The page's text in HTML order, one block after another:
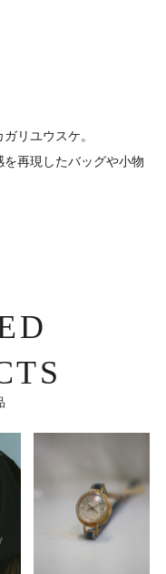
リユウスケ。
再現したバッグや小物